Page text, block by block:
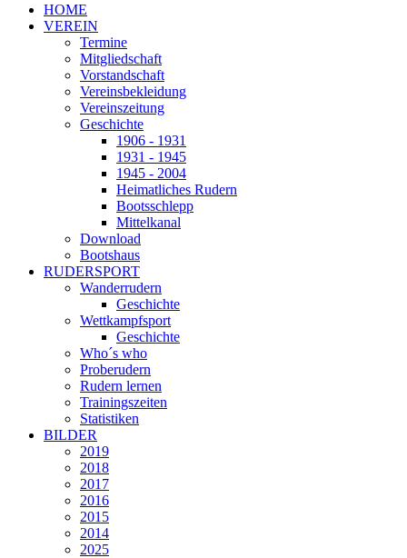
HOME
VEREIN
Termine
Mitgliedschaft
Vorstandschaft
Vereinsbekleidung
Vereinszeitung
Geschichte
1906 - 1931
1931 - 1945
1945 - 2004
Heimatliches Rudern
Bootsschlepp
Mittelkanal
Download
Bootshaus
RUDERSPORT
Wanderrudern
Geschichte
Wettkampfsport
Geschichte
Who´s who
Proberudern
Rudern lernen
Trainingszeiten
Statistiken
BILDER
2019
2018
2017
2016
2015
2014
2025